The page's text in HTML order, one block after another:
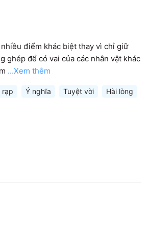
điểm khác biệt thay vì chỉ giữ
ghép để có vai của các nhân vật khác
...Xem thêm
rạp Ý nghĩa Tuyệt vời Hài lòng